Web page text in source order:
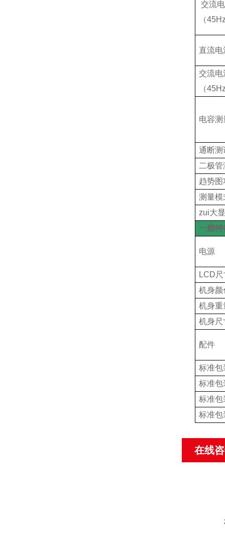
交流
（
直流
交流电
（
电容
通断测
二极
趋势图
测量模
zui大
一般特
电源
LCD
机身颜
机身重
机身尺
配件
标准包
标准包
标准包
标准包
在线